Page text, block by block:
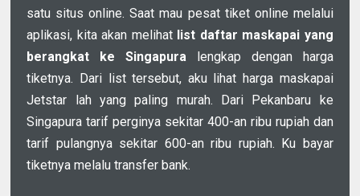
satu situs online. Saat mau pesat tiket online melalui
aplikasi, kita akan melihat list daftar maskapai yang
berangkat ke Singapura lengkap dengan harga
tiketnya. Dari list tersebut, aku lihat harga maskapai
Jetstar lah yang paling murah. Dari Pekanbaru ke
Singapura tarif perginya sekitar 400-an ribu rupiah dan
tarif pulangnya sekitar 600-an ribu rupiah. Ku bayar
tiketnya melalu transfer bank.